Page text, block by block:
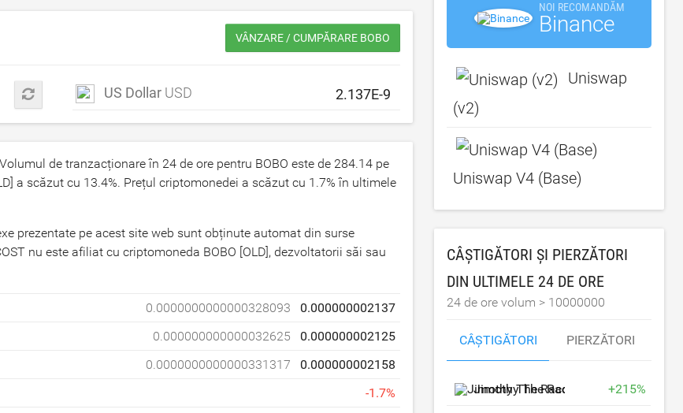
VÂNZARE / CUMPĂRARE BOBO
US Dollar USD
de tranzacționare în 24 de ore pentru BOBO este de 284.14 pe
a scăzut cu 13.4%. Prețul criptomonedei a scăzut cu 1.7% în ultimele
prezentate pe acest site web sunt obținute automat din surse
nu este afiliat cu criptomoneda BOBO [OLD], dezvoltatorii săi sau
0.0000000000000328093
0.000000002137
0.000000000000032625
0.000000002125
0.0000000000000331317
0.000000002158
-1.7%
NOI RECOMANDĂM
Binance
Uniswap
(v2)
Uniswap V4 (Base)
CÂȘTIGĂTORI ȘI PIERZĂTORI
DIN ULTIMELE 24 DE ORE
24 de ore volum > 10000000
CÂȘTIGĂTORI PIERZĂTORI
Jimothy The Raccoon JIMOTHY
+215%